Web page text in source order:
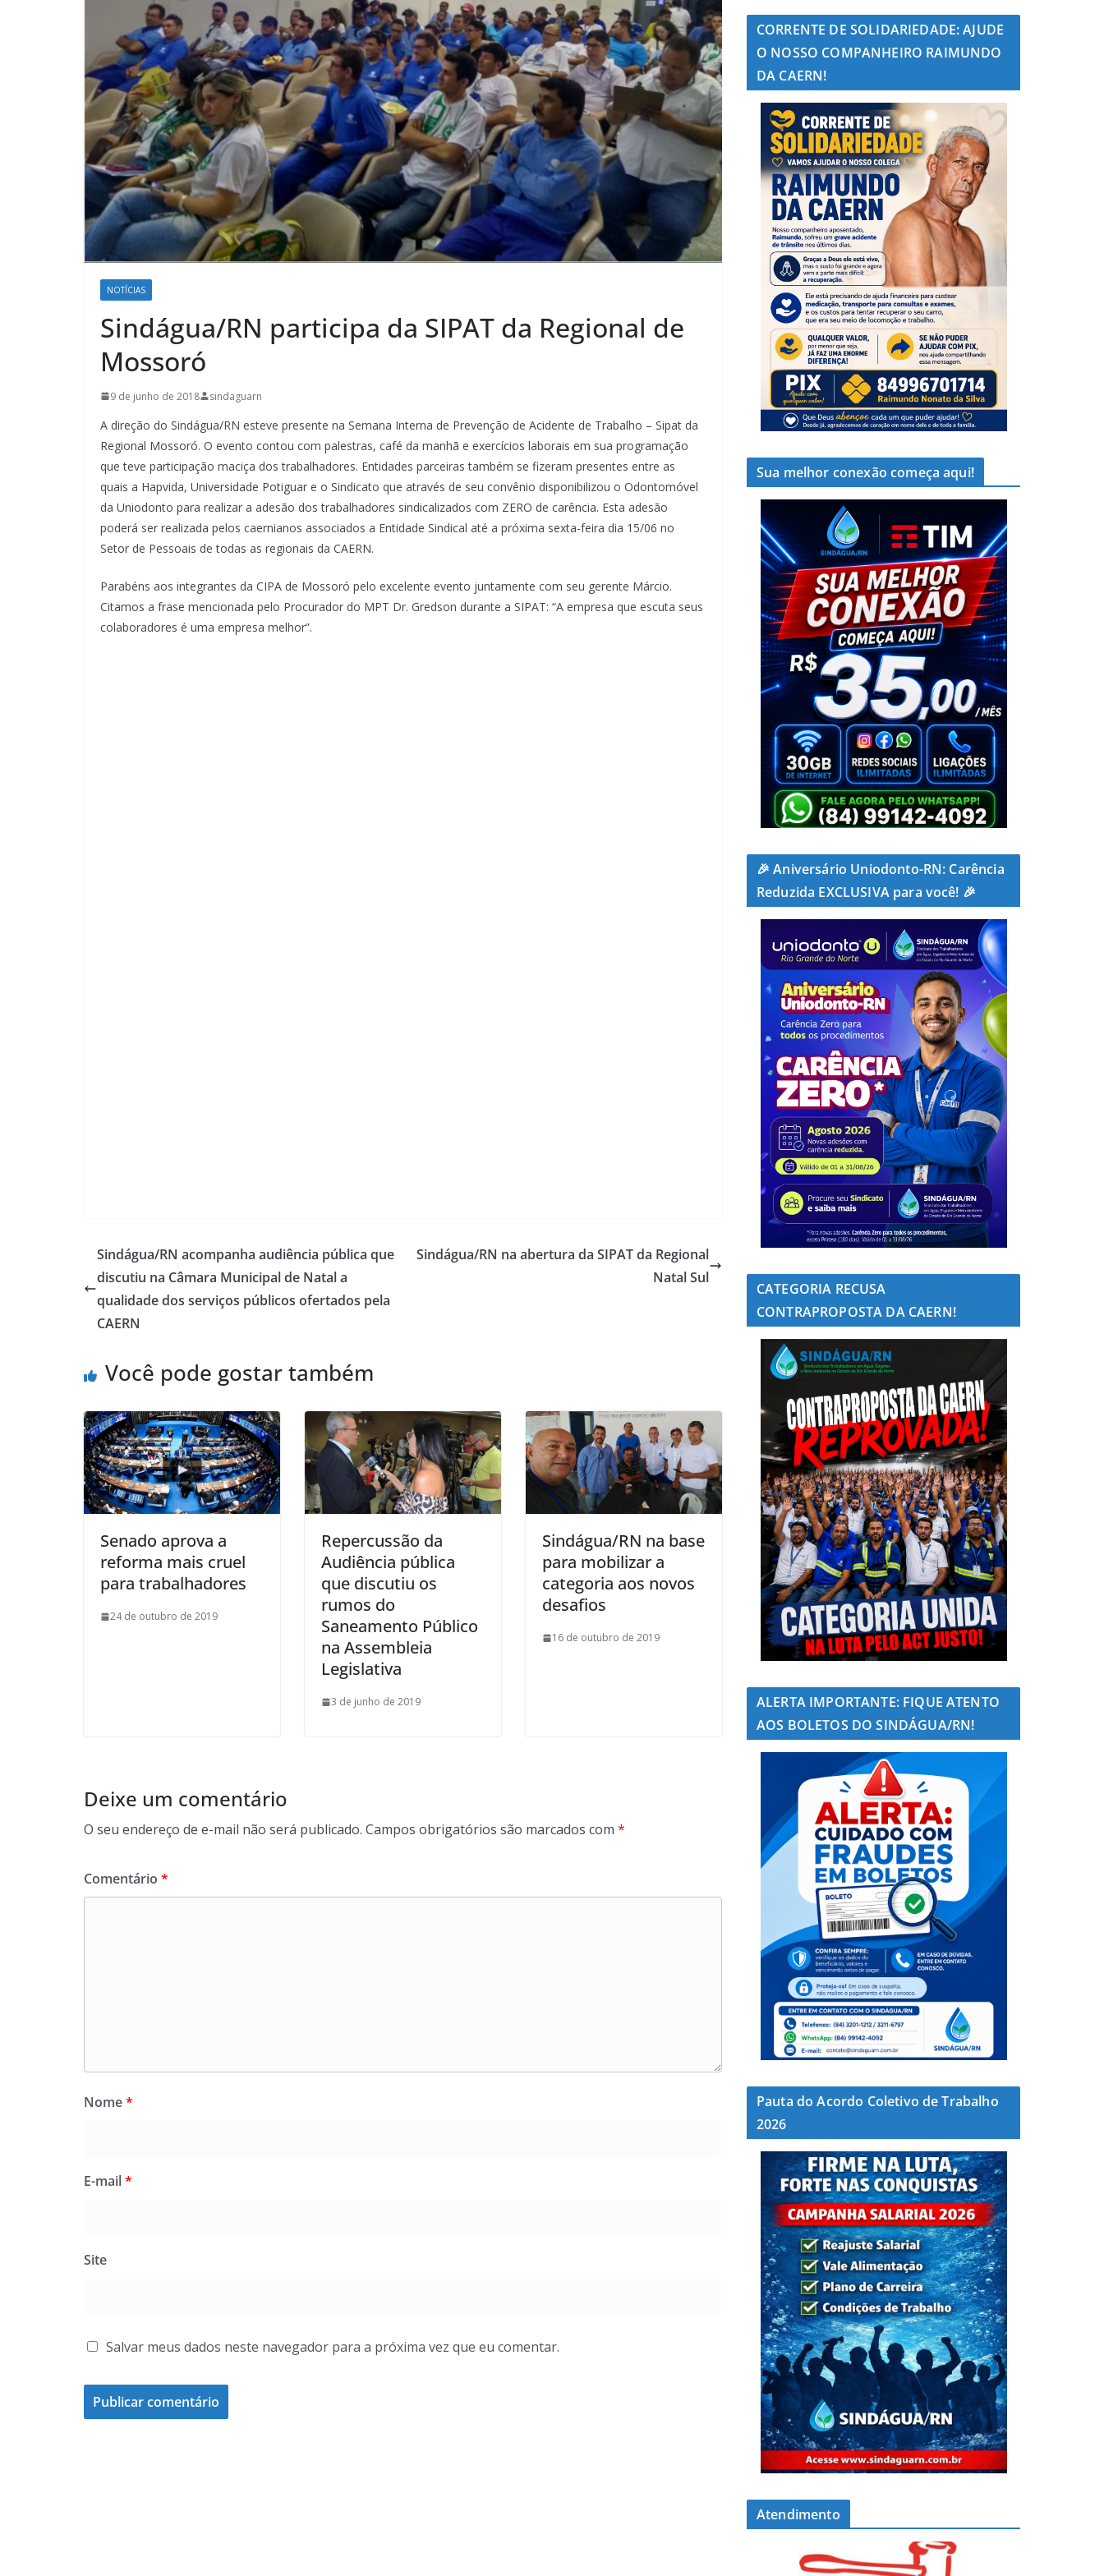
NOTÍCIAS
Sindágua/RN participa da SIPAT da Regional de
Mossoró
9 de junho de 2018 sindaguarn
A direção do Sindágua/RN esteve presente na Semana Interna de Prevenção de Acidente de Trabalho – Sipat da
Regional Mossoró. O evento contou com palestras, café da manhã e exercícios laborais em sua programação
que teve participação maciça dos trabalhadores. Entidades parceiras também se fizeram presentes entre as
quais a Hapvida, Universidade Potiguar e o Sindicato que através de seu convênio disponibilizou o Odontomóvel
da Uniodonto para realizar a adesão dos trabalhadores sindicalizados com ZERO de carência. Esta adesão
poderá ser realizada pelos caernianos associados a Entidade Sindical até a próxima sexta-feira dia 15/06 no
Setor de Pessoais de todas as regionais da CAERN.
Parabéns aos integrantes da CIPA de Mossoró pelo excelente evento juntamente com seu gerente Márcio.
Citamos a frase mencionada pelo Procurador do MPT Dr. Gredson durante a SIPAT: “A empresa que escuta seus
colaboradores é uma empresa melhor”.
Sindágua/RN acompanha audiência pública que
discutiu na Câmara Municipal de Natal a
qualidade dos serviços públicos ofertados pela
CAERN
Sindágua/RN na abertura da SIPAT da Regional
Natal Sul
Você pode gostar também
Senado aprova a
reforma mais cruel
para trabalhadores
24 de outubro de 2019
Repercussão da
Audiência pública
que discutiu os
rumos do
Saneamento Público
na Assembleia
Legislativa
3 de junho de 2019
Sindágua/RN na base
para mobilizar a
categoria aos novos
desafios
16 de outubro de 2019
Deixe um comentário
O seu endereço de e-mail não será publicado. Campos obrigatórios são marcados com *
Comentário *
Nome*
E-mail*
Site
Salvar meus dados neste navegador para a próxima vez que eu comentar.
CORRENTE DE SOLIDARIEDADE: AJUDE
O NOSSO COMPANHEIRO RAIMUNDO
DA CAERN!
Sua melhor conexão começa aqui!
🎉 Aniversário Uniodonto-RN: Carência
Reduzida EXCLUSIVA para você! 🎉
CATEGORIA RECUSA
CONTRAPROPOSTA DA CAERN!
ALERTA IMPORTANTE: FIQUE ATENTO
AOS BOLETOS DO SINDÁGUA/RN!
Pauta do Acordo Coletivo de Trabalho
2026
Atendimento